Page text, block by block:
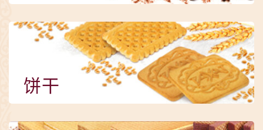
饼干